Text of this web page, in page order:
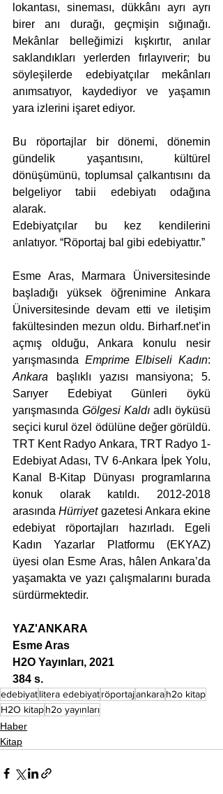
lokantası, sineması, dükkânı ayrı ayrı
birer anı durağı, geçmişin sığınağı.
Mekânlar belleğimizi kışkırtır, anılar
saklandıkları yerlerden fırlayıverir; bu
söyleşilerde edebiyatçılar mekânları
anımsatıyor, kaydediyor ve yaşamın
yara izlerini işaret ediyor.
Bu röportajlar bir dönemi, dönemin
gündelik yaşantısını, kültürel
dönüşümünü, toplumsal çalkantısını da
belgeliyor tabii edebiyatı odağına
alarak.
Edebiyatçılar bu kez kendilerini
anlatıyor. “Röportaj bal gibi edebiyattır.”
Esme Aras,
Marmara Üniversitesinde
başladığı yüksek öğrenimine Ankara
Üniversitesinde devam etti ve iletişim
fakültesinden mezun oldu. Birharf.net’in
açmış olduğu, Ankara konulu nesir
yarışmasında Emprime Elbiseli Kadın
Ankara başlıklı yazısı mansiyona; 5.
Sarıyer Edebiyat Günleri öykü
yarışmasında Gölgesi Kaldı adlı öyküsü
seçici kurul özel ödülüne değer görüldü.
TRT Kent Radyo Ankara, TRT Radyo 1-
Edebiyat Adası, TV 6-Ankara İpek Yolu,
Kanal B-Kitap Dünyası programlarına
konuk olarak katıldı. 2012-2018
arasında Hürriyet gazetesi Ankara ekine
edebiyat röportajları hazırladı. Egeli
Kadın Yazarlar Platformu (EKYAZ)
üyesi olan Esme Aras, hâlen Ankara’da
yaşamakta ve yazı çalışmalarını burada
sürdürmektedir.
YAZ'ANKARA
Esme Aras
H2O Yayınları, 2021
384 s.
edebiyatlitera edebiyatröportajankarah2o kitap
H2O kitaph2o yayınları
Haber
Kitap